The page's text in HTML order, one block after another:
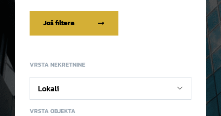
Još filtera
VRSTA NEKRETNINE
VRSTA OBJEKTA